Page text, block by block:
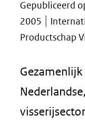
Gepubliceerd
2005
Productschap
visserijsector